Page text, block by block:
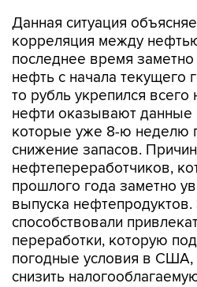
Данная ситуация
корреляция между
последнее время
нефть с начала текущего
то рубль укрепился всего
нефти оказывают
которые уже 8-ю неделю
снижение запасов.
нефтепереработчиков,
прошлого года заметно
выпуска нефтепродуктов.
способствовали
переработки, которую
погодные условия в США,
снизить